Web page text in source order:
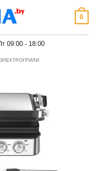
0
09:00 - 18:00